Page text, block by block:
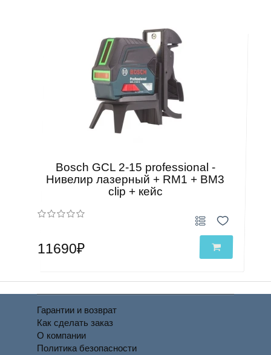
Bosch GCL 2-15 professional -
Нивелир лазерный + RM1 + BM3
clip + кейс
11690₽
Гарантии и возврат
Как сделать заказ
О компании
Политика безопасности